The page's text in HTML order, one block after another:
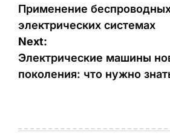
Применение
электрических системах
Next:
Электрические машины
поколения: что нужно